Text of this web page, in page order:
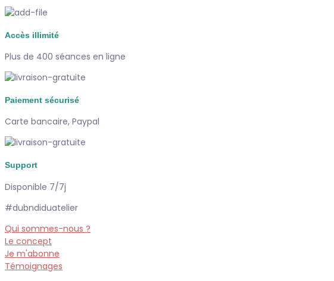
Accès illimité
Plus de 400 séances en ligne
Paiement sécurisé
Carte bancaire, Paypal
Support
Disponible 7/7j
#dubndiduatelier
Qui sommes-nous ?
Le concept
Je m'abonne
Témoignages